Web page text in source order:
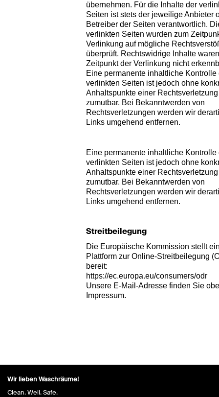
übernehmen. Für die Inhalte der
Seiten ist stets der jeweilige Anbieter
Betreiber der Seiten verantwortlich.
verlinkten Seiten wurden zum
Verlinkung auf mögliche
überprüft. Rechtswidrige Inhalte
Zeitpunkt der Verlinkung nicht
Eine permanente inhaltliche Kontrolle
verlinkten Seiten ist jedoch ohne
Anhaltspunkte einer
zumutbar. Bei Bekanntwerden von
Rechtsverletzungen werden wir
Links umgehend entfernen.
Eine permanente inhaltliche Kontrolle
verlinkten Seiten ist jedoch ohne
Anhaltspunkte einer
zumutbar. Bei Bekanntwerden von
Rechtsverletzungen werden wir
Links umgehend entfernen.
Streitbeilegung
Die Europäische Kommission stellt
Plattform zur Online-Streitbeilegung
bereit:
https://ec.europa.eu/consumers/odr
Unsere E-Mail-Adresse finden Sie
Impressum.
Wir lieben Waschräume!
Clean. Well. Safe.